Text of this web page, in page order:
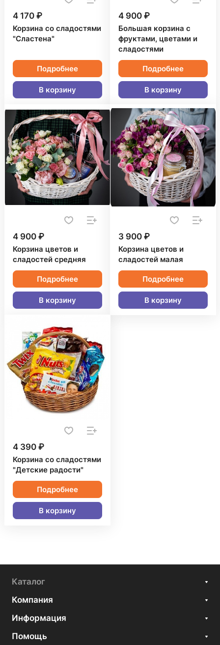
4 170 ₽
Корзина со сладостями
"Сластена"
Подробнее
В корзину
4 900 ₽
Большая корзина с
фруктами, цветами и
сладостями
Подробнее
В корзину
4 900 ₽
Корзина цветов и
сладостей средняя
Подробнее
В корзину
3 900 ₽
Корзина цветов и
сладостей малая
Подробнее
В корзину
4 390 ₽
Корзина со сладостями
"Детские радости"
Подробнее
В корзину
Каталог
Компания
Информация
Помощь